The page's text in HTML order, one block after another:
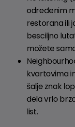
određenim
restorana ili
besciljno
možete
kvartovima
šalje znak
dela vrlo
list.